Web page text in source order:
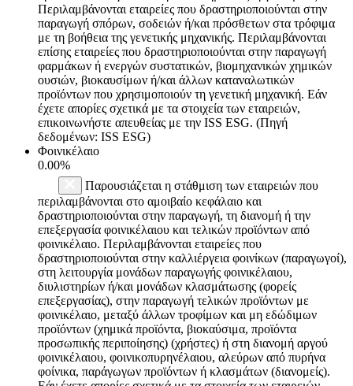
Περιλαμβάνονται εταιρείες που δραστηριοποιούνται στην
παραγωγή σπόρων, σοδειών ή/και πρόσθετων στα τρόφιμα
με τη βοήθεια της γενετικής μηχανικής. Περιλαμβάνονται
επίσης εταιρείες που δραστηριοποιούνται στην παραγωγή
φαρμάκων ή ενεργών συστατικών, βιομηχανικών χημικών
ουσιών, βιοκαυσίμων ή/και άλλων καταναλωτικών
προϊόντων που χρησιμοποιούν τη γενετική μηχανική. Εάν
έχετε απορίες σχετικά με τα στοιχεία των εταιρειών,
επικοινωνήστε απευθείας με την ISS ESG. (Πηγή
δεδομένων: ISS ESG)
Φοινικέλαιο
0.00%
Παρουσιάζεται η στάθμιση των εταιρειών που
περιλαμβάνονται στο αμοιβαίο κεφάλαιο και
δραστηριοποιούνται στην παραγωγή, τη διανομή ή την
επεξεργασία φοινικέλαιου και τελικών προϊόντων από
φοινικέλαιο. Περιλαμβάνονται εταιρείες που
δραστηριοποιούνται στην καλλιέργεια φοινίκων (παραγωγοί),
στη λειτουργία μονάδων παραγωγής φοινικέλαιου,
διυλιστηρίων ή/και μονάδων κλασμάτωσης (φορείς
επεξεργασίας), στην παραγωγή τελικών προϊόντων με
φοινικέλαιο, μεταξύ άλλων τροφίμων και μη εδώδιμων
προϊόντων (χημικά προϊόντα, βιοκαύσιμα, προϊόντα
προσωπικής περιποίησης) (χρήστες) ή στη διανομή αργού
φοινικέλαιου, φοινικοπυρηνέλαιου, αλεύρων από πυρήνα
φοίνικα, παράγωγων προϊόντων ή κλασμάτων (διανομείς).